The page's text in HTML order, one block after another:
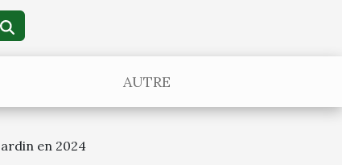
AUTRE
en 2024